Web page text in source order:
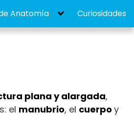
Anatomía Curiosidades
plana y alargada,
el manubrio, el cuerpo y